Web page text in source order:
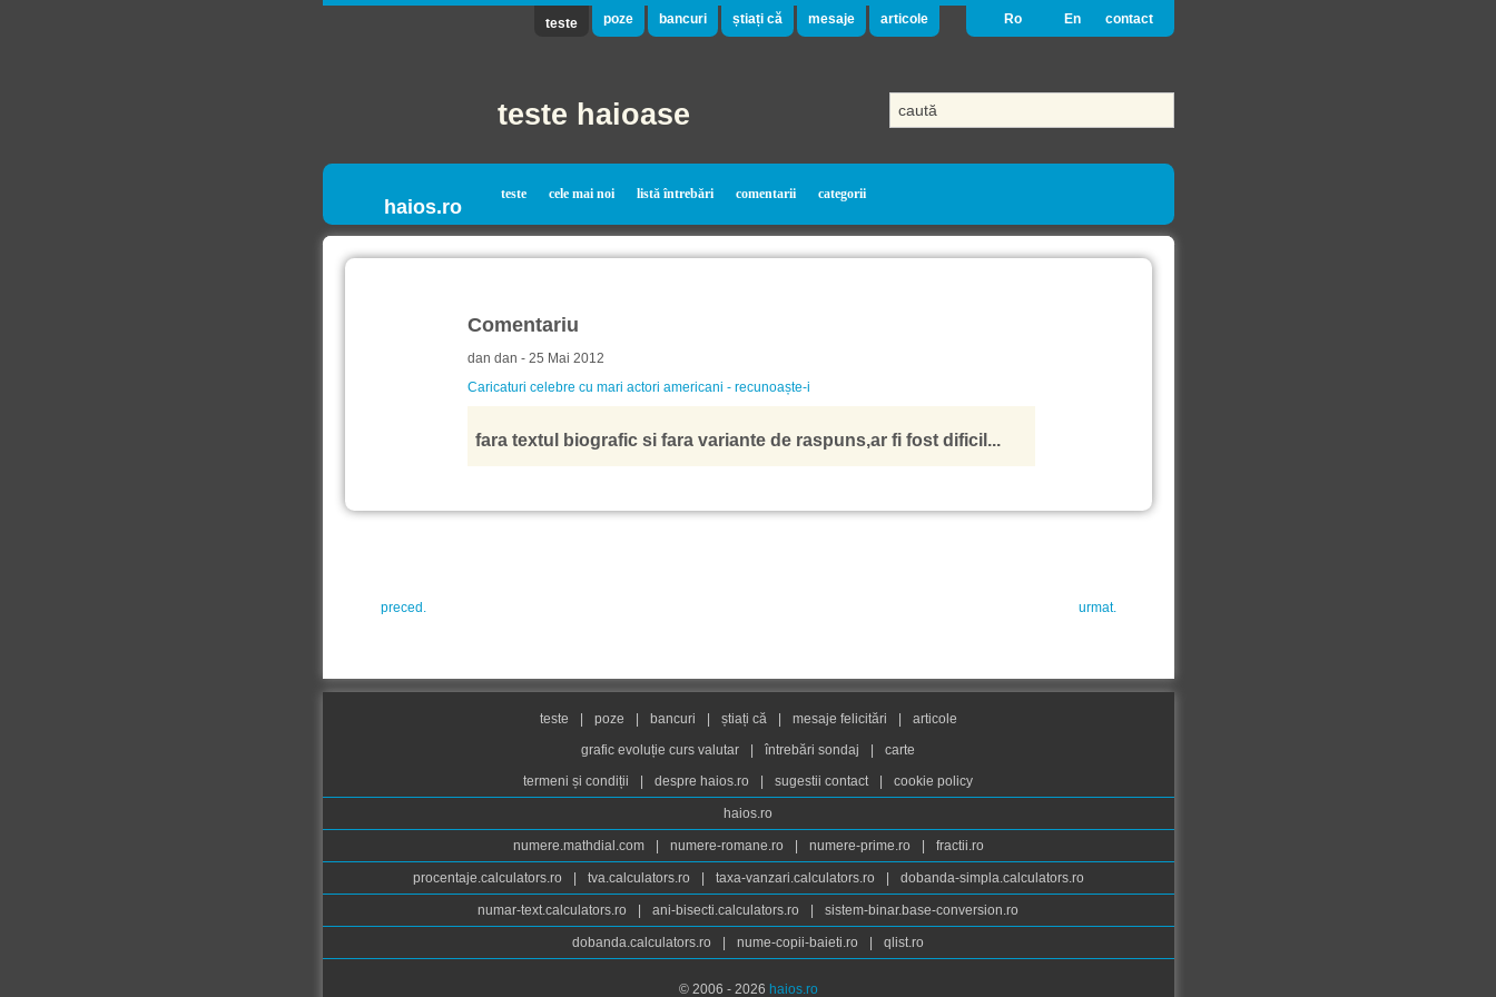
teste poze bancuri știați că mesaje articole Ro En contact
teste haioase
haios.ro
teste cele mai noi listă întrebări comentarii categorii
Comentariu
dan dan - 25 Mai 2012
Caricaturi celebre cu mari actori americani - recunoaște-i
fara textul biografic si fara variante de raspuns,ar fi fost dificil...
preced. urmat.
teste poze bancuri știați că mesaje felicitări
articole
grafic evoluție curs valutar
întrebări sondaj
carte
termeni și condiții
despre haios.ro sugestii contact cookie policy
haios.ro
numere.mathdial.com numere-romane.ro numere-prime.ro fractii.ro
procentaje.calculators.ro tva.calculators.ro taxa-vanzari.calculators.ro dobanda-simpla.calculators.ro
numar-text.calculators.ro ani-bisecti.calculators.ro sistem-binar.base-conversion.ro
dobanda.calculators.ro nume-copii-baieti.ro qlist.ro
© 2006 - 2026 haios.ro